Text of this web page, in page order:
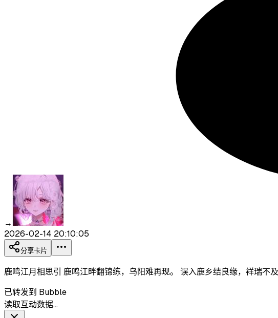
→
2026-02-14 20:10:05
分享卡片
鹿鸣江月相思引 鹿鸣江畔翻锦练，乌阳难再现。 误入鹿乡结良缘，祥瑞不
已转发到 Bubble
读取互动数据…